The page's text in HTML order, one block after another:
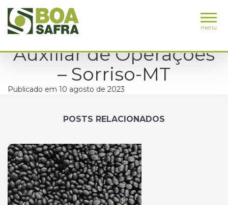
menu
Auxiliar de Operações
– Sorriso-MT
Publicado em 10 agosto de 2023
POSTS RELACIONADOS